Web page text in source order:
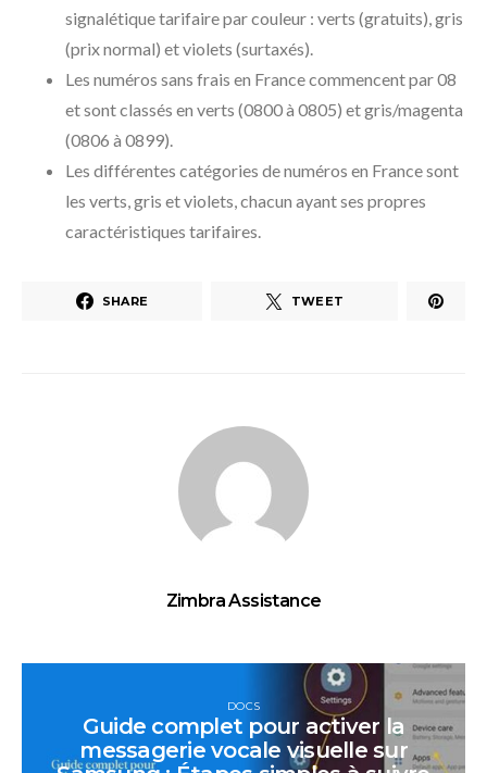
signalétique tarifaire par couleur : verts (gratuits), gris
(prix normal) et violets (surtaxés).
Les numéros sans frais en France commencent par 08
et sont classés en verts (0800 à 0805) et gris/magenta
(0806 à 0899).
Les différentes catégories de numéros en France sont
les verts, gris et violets, chacun ayant ses propres
caractéristiques tarifaires.
SHARE TWEET
Zimbra Assistance
DOCS
Guide complet pour activer la
messagerie vocale visuelle sur